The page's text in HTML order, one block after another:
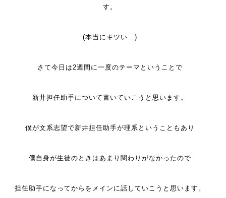
す。
(本当にキツい…)
さて今日は2週間に一度のテーマということで
新井担任助手について書いていこうと思います。
僕が文系志望で新井担任助手が理系ということもあり
僕自身が生徒のときはあまり関わりがなかったので
担任助手になってからをメインに話していこうと思います。